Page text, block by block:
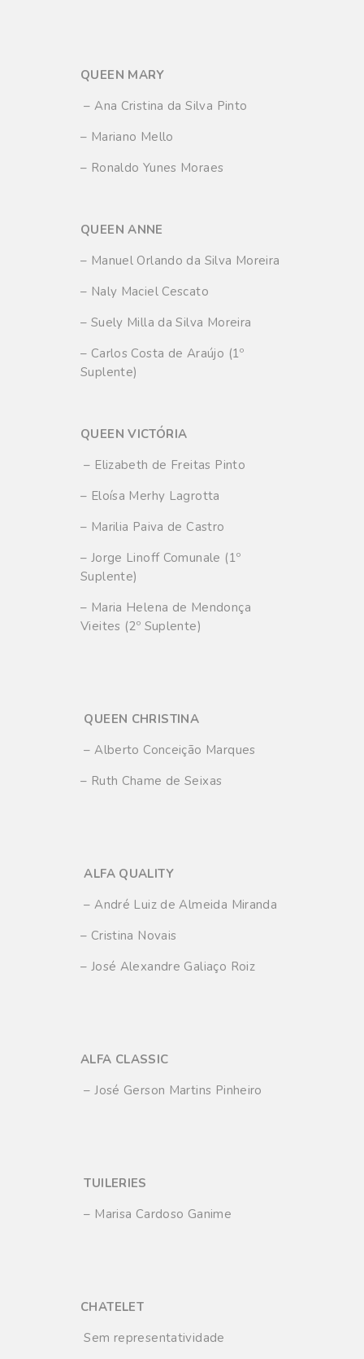
QUEEN MARY
– Ana Cristina da Silva Pinto
– Mariano Mello
– Ronaldo Yunes Moraes
QUEEN ANNE
– Manuel Orlando da Silva Moreira
– Naly Maciel Cescato
– Suely Milla da Silva Moreira
– Carlos Costa de Araújo (1º
Suplente)
QUEEN VICTÓRIA
– Elizabeth de Freitas Pinto
– Eloísa Merhy Lagrotta
– Marilia Paiva de Castro
– Jorge Linoff Comunale (1º
Suplente)
– Maria Helena de Mendonça
Vieites (2º Suplente)
QUEEN CHRISTINA
– Alberto Conceição Marques
– Ruth Chame de Seixas
ALFA QUALITY
– André Luiz de Almeida Miranda
– Cristina Novais
– José Alexandre Galiaço Roiz
ALFA CLASSIC
– José Gerson Martins Pinheiro
TUILERIES
– Marisa Cardoso Ganime
CHATELET
Sem representatividade